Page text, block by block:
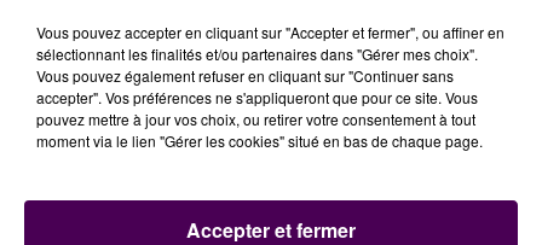
Gagnez vos pass pour le V and B Fest' 2026 !
11 juillet 2026
Inscrivez-vous au casting The Voice & The Voice
Vous pouvez accepter en cliquant sur "Accepter et fermer", ou affiner en
sélectionnant les finalités et/ou partenaires dans "Gérer mes choix".
Vous pouvez également refuser en cliquant sur "Continuer sans
accepter". Vos préférences ne s'appliqueront que pour ce site. Vous
pouvez mettre à jour vos choix, ou retirer votre consentement à tout
moment via le lien "Gérer les cookies" situé en bas de chaque page.
Accepter et fermer